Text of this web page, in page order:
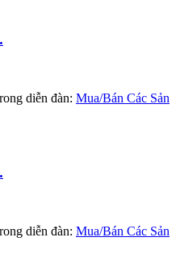
diễn đàn: Mua/Bán Các Sản
diễn đàn: Mua/Bán Các Sản